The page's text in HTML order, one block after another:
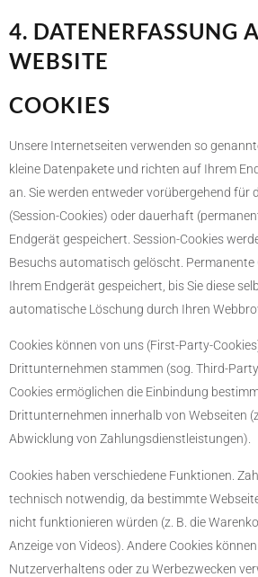
4. DATENERFASSUNG
WEBSITE
COOKIES
Unsere Internetseiten verwenden so
kleine Datenpakete und richten auf Ihrem
an. Sie werden entweder vorübergehend für
(Session-Cookies) oder dauerhaft
Endgerät gespeichert. Session-Cookies
Besuchs automatisch gelöscht. Permanente
Ihrem Endgerät gespeichert, bis Sie diese
automatische Löschung durch Ihren
Cookies können von uns (First-Party-
Drittunternehmen stammen (sog. Third-
Cookies ermöglichen die Einbindung
Drittunternehmen innerhalb von Webseiten
Abwicklung von Zahlungsdienstleistungen).
Cookies haben verschiedene Funktionen.
technisch notwendig, da bestimmte
nicht funktionieren würden (z. B. die
Anzeige von Videos). Andere Cookies
Nutzerverhaltens oder zu Werbezwecken